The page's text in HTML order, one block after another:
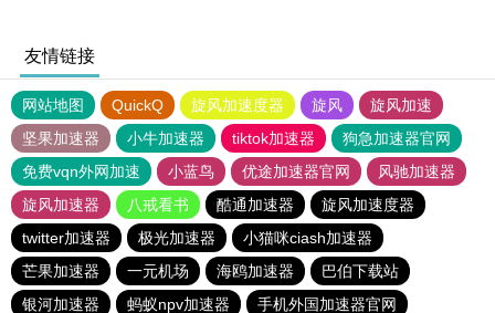
友情链接
网站地图 QuickQ 旋风加速度器 旋风
旋风加速
坚果加速器
小牛加速器 tiktok加速器
狗急加速器官网
免费vqn外网加速
小蓝鸟 优途加速器官网
风驰加速器
旋风加速器
八戒看书 酷通加速器
旋风加速度器
twitter加速器
极光加速器
小猫咪ciash加速器
芒果加速器
一元机场 海鸥加速器
巴伯下载站
银河加速器
蚂蚁npv加速器 手机外国加速器官网